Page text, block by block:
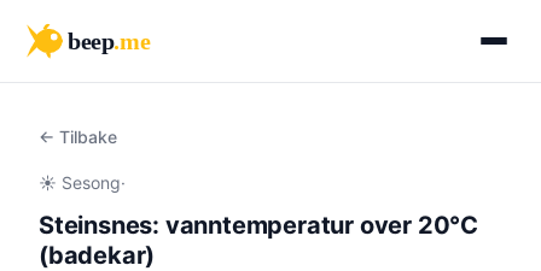
beep.me
← Tilbake
☀️ Sesong·
Steinsnes: vanntemperatur over 20°C
(badekar)